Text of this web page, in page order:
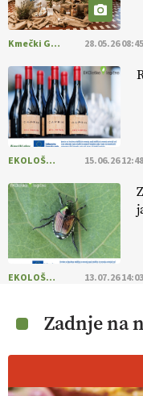
Kmečki Glas 28.05.26 08:45
EKOLOŠKO LOGIČNO 15.06.26 12:48
EKOLOŠKO LOGIČNO 13.07.26 14:03
Zadnje na